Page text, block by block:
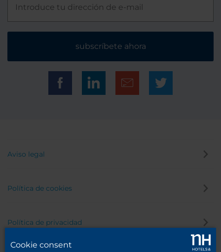
subscríbete ahora
Aviso legal
Política de cookies
Política de privacidad
Cookie consent